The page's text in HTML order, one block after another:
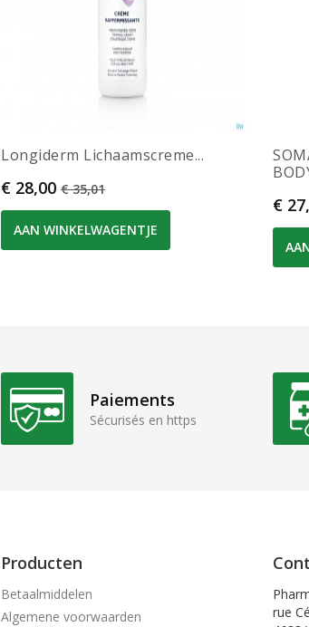
Longiderm Lichaamscreme...
Prijs
€ 28,00 Normale prijs
€ 35,01
AAN WINKELWAGENTJE
Prijs
€
Paiements
Sécurisés en https
Producten
Betaalmiddelen
Algemene voorwaarden
rue